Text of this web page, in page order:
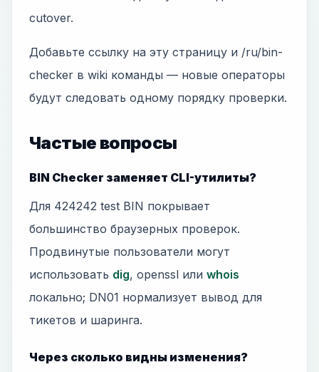
cutover.
Добавьте ссылку на эту страницу и /ru/bin-
checker в wiki команды — новые операторы
будут следовать одному порядку проверки.
Частые вопросы
BIN Checker заменяет CLI-утилиты?
Для 424242 test BIN покрывает
большинство браузерных проверок.
Продвинутые пользователи могут
использовать dig, openssl или whois
локально; DN01 нормализует вывод для
тикетов и шаринга.
Через сколько видны изменения?